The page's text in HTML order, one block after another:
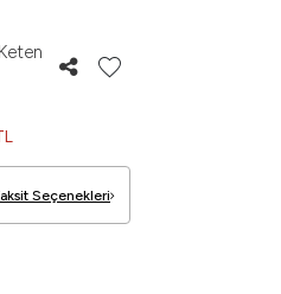
Seçenekleri